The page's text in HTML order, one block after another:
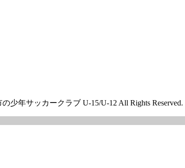
少年サッカークラブ U-15/U-12 All Rights Reserved.